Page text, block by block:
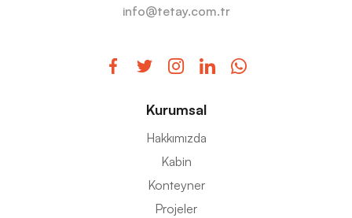
info@tetay.com.tr
Kurumsal
Hakkımızda
Kabin
Konteyner
Projeler